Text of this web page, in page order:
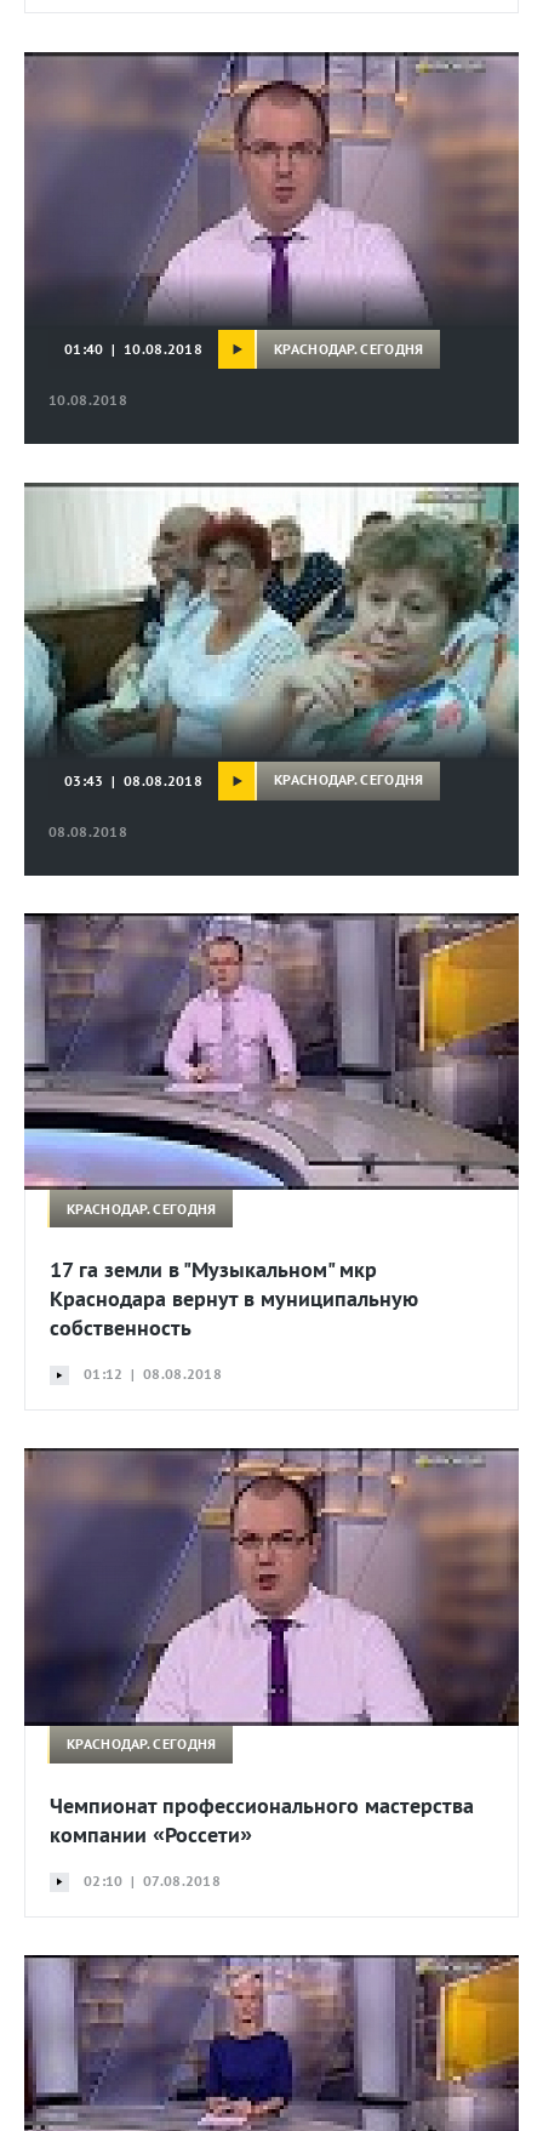
10.08.2018
01:40 | 10.08.2018 КРАСНОДАР. СЕГОДНЯ
08.08.2018
03:43 | 08.08.2018 КРАСНОДАР. СЕГОДНЯ
КРАСНОДАР. СЕГОДНЯ
17 га земли в "Музыкальном" мкр
Краснодара вернут в муниципальную
собственность
01:12 | 08.08.2018
КРАСНОДАР. СЕГОДНЯ
Чемпионат профессионального мастерства
компании «Россети»
02:10 | 07.08.2018